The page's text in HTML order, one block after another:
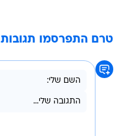
טרם התפרסמו תגובות